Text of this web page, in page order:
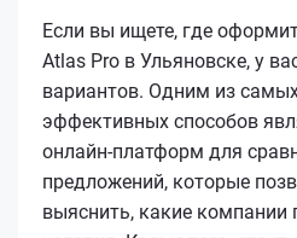
Если вы ищете, где
Atlas Pro в Ульяновске, у
вариантов. Одним из
эффективных способов
онлайн-платформ для
предложений, которые
выяснить, какие компании